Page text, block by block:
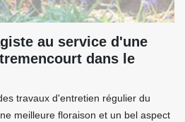
au service d'une
dans le
travaux d'entretien régulier du
meilleure floraison et un bel aspect